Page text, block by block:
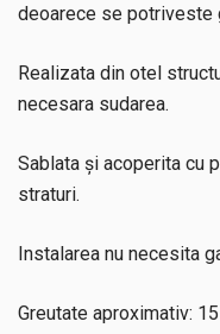
deoarece se potriveste
Realizata din otel
necesara sudarea.
Sablata și acoperita cu
straturi.
Instalarea nu necesita
Greutate aproximativ: